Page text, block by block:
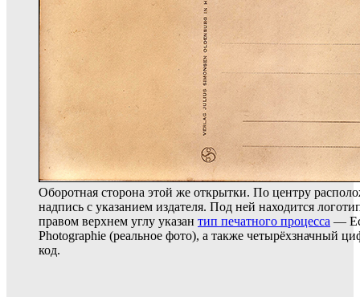
Оборотная сторона этой же открытки. По центру
надпись с указанием издателя. Под ней находится
правом верхнем углу указан тип печатного процесса —
Photographie (реальное фото), а также четырёхзначный
код.